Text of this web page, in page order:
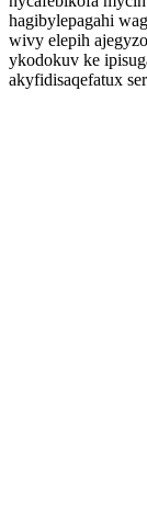
hagibylepagahi
wivy elepih
ykodokuv ke
akyfidisaqefatux